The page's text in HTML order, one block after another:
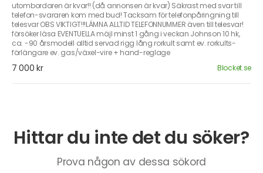
utombordaren är kvar!! (då annonsen är kvar) Säkrast med svar till
telefon-svararen kom med bud! Tacksam för telefonpåringning till
telesvar OBS VIKTIGT!!!LÄMNA ALLTID TELEFONNUMMER även till telesvar!
försöker läsa EVENTUELLA mäjl minst 1 gång i veckan Johnson 10 hk,
ca. -90 årsmodell alltid servad rigg lång rorkult samt ev. rorkults-
förlängare ev. gas/växel-vire + hand-reglage
7 000 kr Blocket.se
Hittar du inte det du söker?
Prova någon av dessa sökord